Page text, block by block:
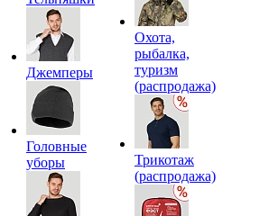
Джемперы
Головные
уборы
Охота,
рыбалка,
туризм
(распродажа)
Трикотаж
(распродажа)